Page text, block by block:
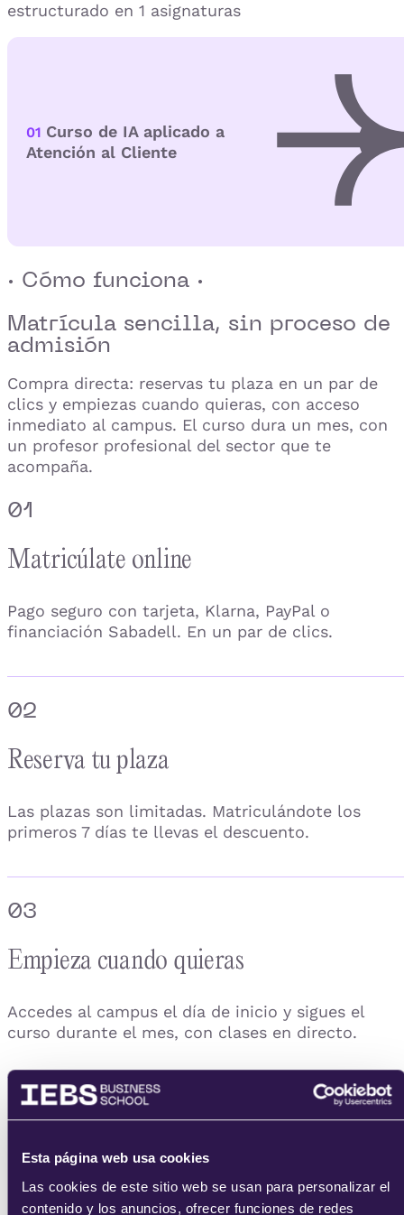
Esta página web usa cookies
Las cookies de este sitio web se usan para personalizar el
contenido y los anuncios, ofrecer funciones de redes
estructurado en 1 asignaturas
01 Curso de IA aplicado a
Atención al Cliente
· Cómo funciona ·
Matrícula sencilla, sin proceso de
admisión
Compra directa: reservas tu plaza en un par de
clics y empiezas cuando quieras, con acceso
inmediato al campus. El curso dura un mes, con
un profesor profesional del sector que te
acompaña.
01
Matricúlate online
Pago seguro con tarjeta, Klarna, PayPal o
financiación Sabadell. En un par de clics.
02
Reserva tu plaza
Las plazas son limitadas. Matriculándote los
primeros 7 días te llevas el descuento.
03
Empieza cuando quieras
Accedes al campus el día de inicio y sigues el
curso durante el mes, con clases en directo.
04
Consigue tu certificado